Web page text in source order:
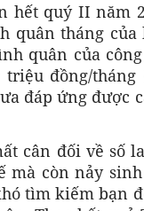
hết quý II năm
quân tháng
quân của
đồng/tháng
đáp ứng được
cân đối về số
còn nảy
tìm kiếm bạn